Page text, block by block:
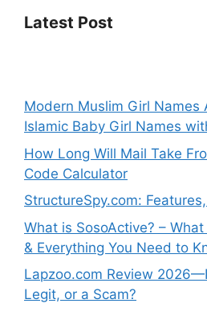
Latest Post
Modern Muslim Girl Names
Islamic Baby Girl Names
How Long Will Mail Take
Code Calculator
StructureSpy.com:
What is SosoActive? –
& Everything You Need to
Lapzoo.com Review
Legit, or a Scam?